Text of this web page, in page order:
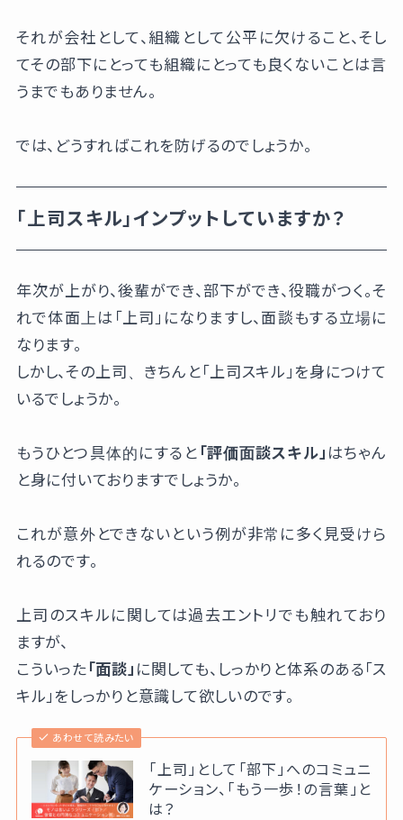
それが会社として、組織として公平に欠けること、そし
てその部下にとっても組織にとっても良くないことは言
うまでもありません。
では、どうすればこれを防げるのでしょうか。
「上司スキル」インプットしていますか？
年次が上がり、後輩ができ、部下ができ、役職がつく。そ
れで体面上は「上司」になりますし、面談もする立場に
なります。
しかし、その上司、きちんと「上司スキル」を身につけて
いるでしょうか。
もうひとつ具体的にすると 「評価面談スキル」 はちゃん
と身に付いておりますでしょうか。
これが意外とできないという例が非常に多く見受けら
れるのです。
上司のスキルに関しては過去エントリでも触れており
ますが、
こういった 「面談」 に関しても、しっかりと体系のある「ス
キル」をしっかりと意識して欲しいのです。
あわせて読みたい
「上司」として「部下」へのコミュニ
ケーション、「もう一歩！の言葉」と
は？